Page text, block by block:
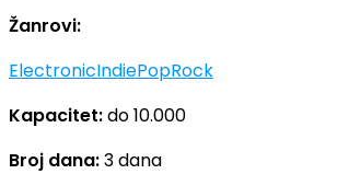
Žanrovi:
ElectronicIndiePopRock
Kapacitet:do 10.000
Broj dana:3 dana